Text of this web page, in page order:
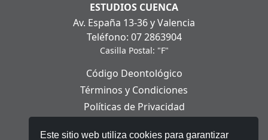
Este sitio web utiliza cookies para garantizar
ESTUDIOS CUENCA
Av. España 13-36 y Valencia
Teléfono: 07 2863904
Casilla Postal: "F"
Código Deontológico
Términos y Condiciones
Políticas de Privacidad